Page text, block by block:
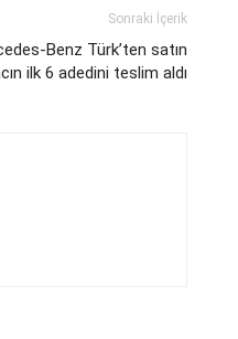
Sonraki İçerik
Benz Türk’ten satın
ilk 6 adedini teslim aldı